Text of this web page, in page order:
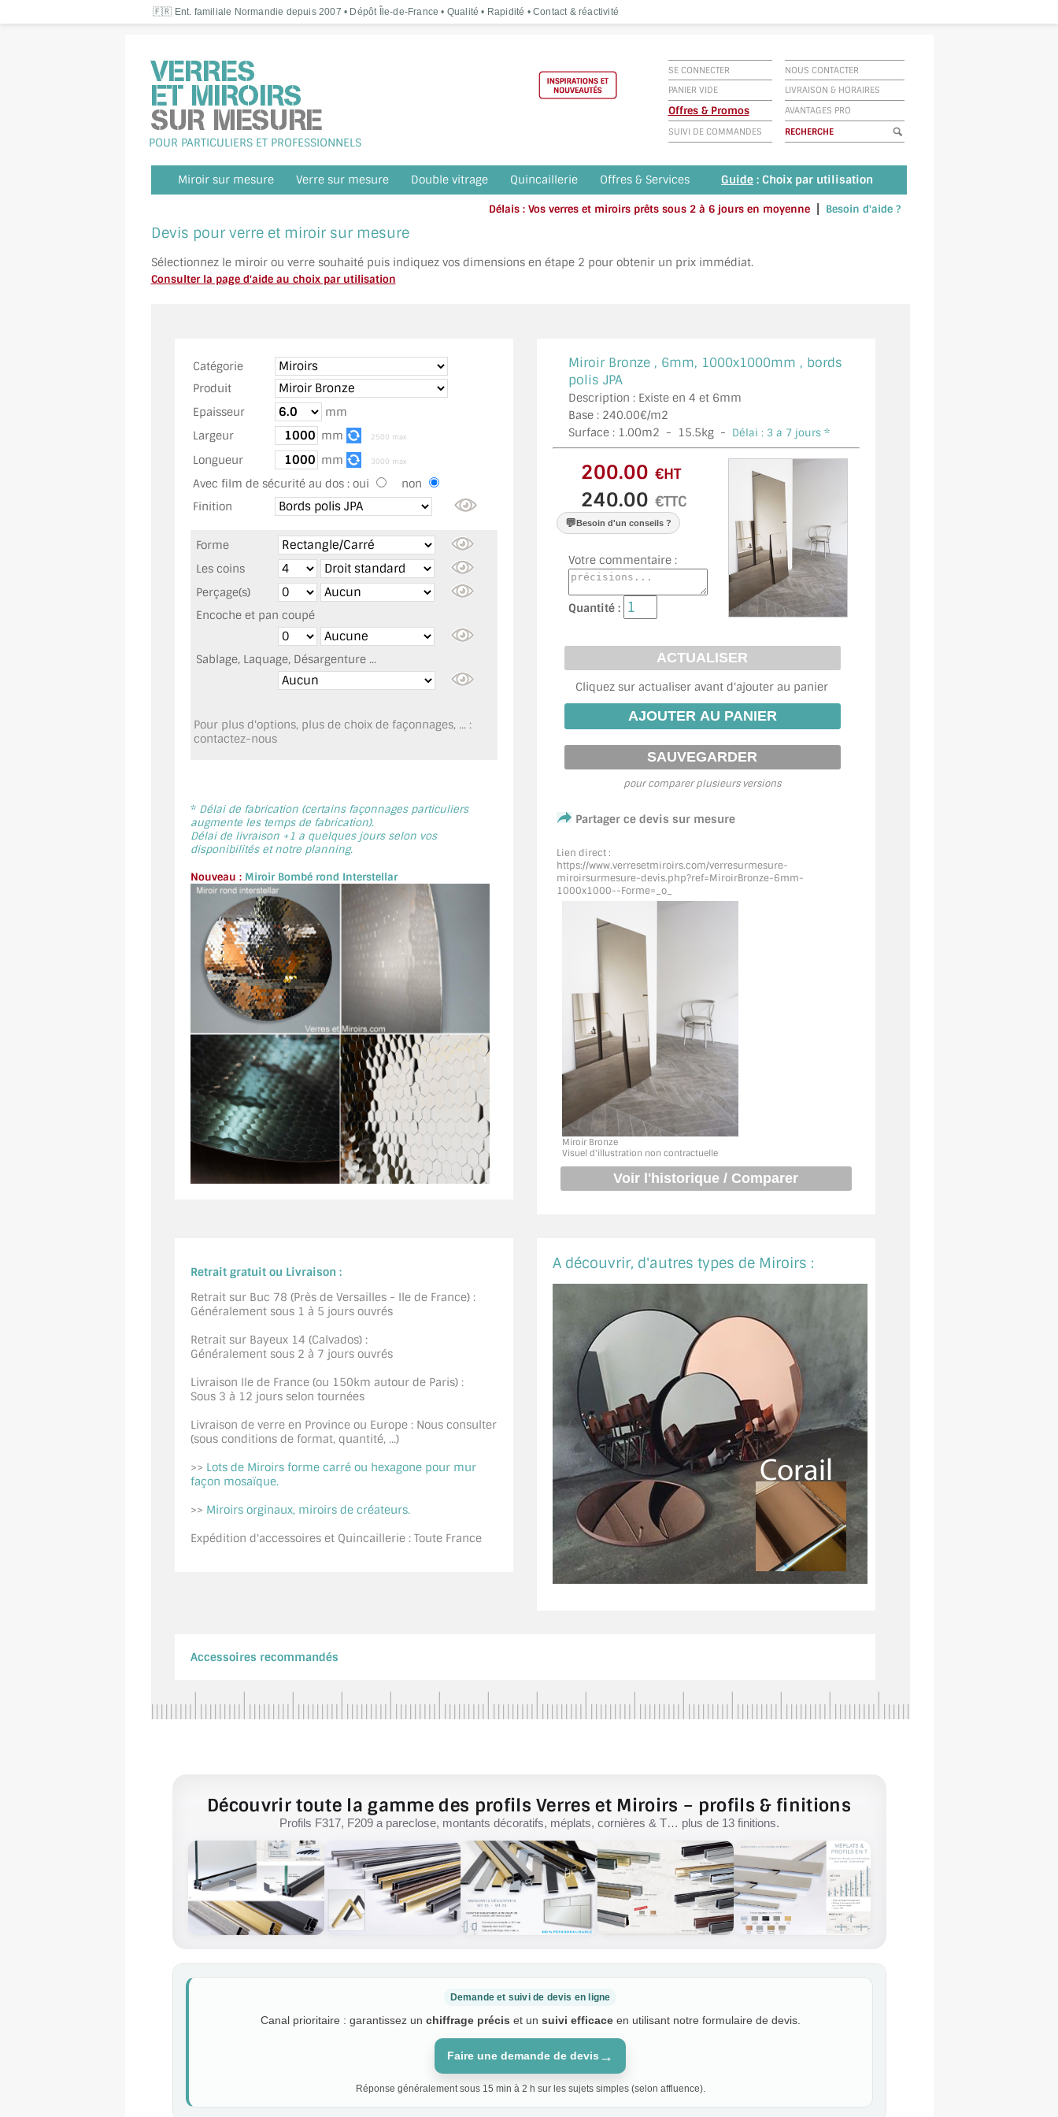
🇫🇷 Ent. familiale Normandie depuis 2007 • Dépôt Île-de-France • Qualité • Rapidité • Contact & réactivité
POUR PARTICULIERS ET PROFESSIONNELS
SE CONNECTER
NOUS CONTACTER
PANIER VIDE
LIVRAISON & HORAIRES
Offres & Promos
AVANTAGES PRO
SUIVI DE COMMANDES
Miroir sur mesure Verre sur mesure Double vitrage Quincaillerie Offres & Services Guide : Choix par utilisation
Délais : Vos verres et miroirs prêts sous 2 à 6 jours en moyenne| Besoin d'aide ?
Devis pour verre et miroir sur mesure
Sélectionnez le miroir ou verre souhaité puis indiquez vos dimensions en étape 2 pour obtenir un prix immédiat.
Consulter la page d'aide au choix par utilisation
Catégorie
Produit
Epaisseur
mm
Largeur
mm 2500 max
Longueur mm 3000 max
Avec film de sécurité au dos : oui
non
Finition
Forme
Les coins
Perçage(s)
Encoche et pan coupé
Sablage, Laquage, Désargenture ...
Pour plus d'options, plus de choix de façonnages, ... :
contactez-nous
* Délai de fabrication (certains façonnages particuliers
augmente les temps de fabrication).
Délai de livraison +1 a quelques jours selon vos
disponibilités et notre planning.
Nouveau : Miroir Bombé rond Interstellar
Miroir Bronze , 6mm, 1000x1000mm , bords
polis JPA
Description : Existe en 4 et 6mm
Base : 240.00€/m2
Surface : 1.00m2 - 15.5kg - Délai : 3 a 7 jours *
€HT
€TTC
💬Besoin d'un conseils ?
Votre commentaire :
Quantité :
Cliquez sur actualiser avant d'ajouter au panier
pour comparer plusieurs versions
Partager ce devis sur mesure
Lien direct :
https://www.verresetmiroirs.com/verresurmesure-
miroirsurmesure-devis.php?ref=MiroirBronze-6mm-
1000x1000--Forme=_o_
Miroir Bronze
Visuel d'illustration non contractuelle
Retrait gratuit ou Livraison :
Retrait sur Buc 78 (Près de Versailles - Ile de France) :
Généralement sous 1 à 5 jours ouvrés
Retrait sur Bayeux 14 (Calvados) :
Généralement sous 2 à 7 jours ouvrés
Livraison Ile de France (ou 150km autour de Paris) :
Sous 3 à 12 jours selon tournées
Livraison de verre en Province ou Europe : Nous consulter
(sous conditions de format, quantité, ...)
>> Lots de Miroirs forme carré ou hexagone pour mur
façon mosaïque.
>> Miroirs orginaux, miroirs de créateurs.
Expédition d'accessoires et Quincaillerie : Toute France
A découvrir, d'autres types de Miroirs :
Accessoires recommandés
Découvrir toute la gamme des profils Verres et Miroirs – profils & finitions
Profils F317, F209 a pareclose, montants décoratifs, méplats, cornières & T… plus de 13 finitions.
Demande et suivi de devis en ligne
Canal prioritaire : garantissez un chiffrage précis et un suivi efficaceen utilisant notre formulaire de devis.
Faire une demande de devis →
Réponse généralement sous 15 min à 2 h sur les sujets simples (selon affluence).